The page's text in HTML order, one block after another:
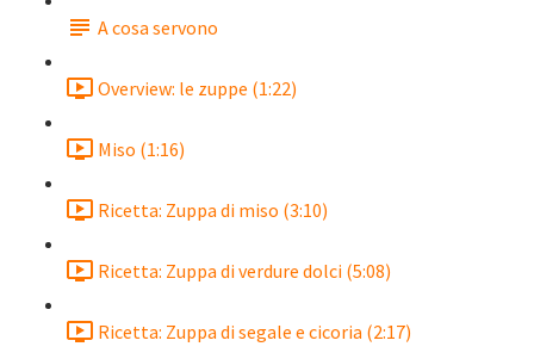
A cosa servono
Overview: le zuppe (1:22)
Miso (1:16)
Ricetta: Zuppa di miso (3:10)
Ricetta: Zuppa di verdure dolci (5:08)
Ricetta: Zuppa di segale e cicoria (2:17)